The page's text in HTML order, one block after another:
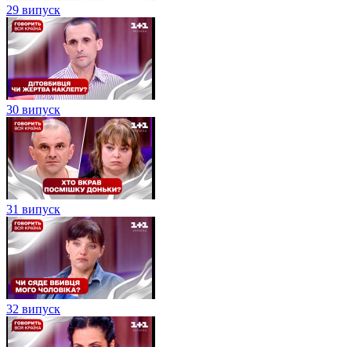
29 випуск
30 випуск
31 випуск
32 випуск